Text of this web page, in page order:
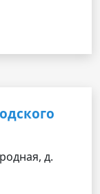
д.